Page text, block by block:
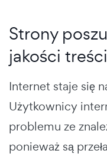
Strony
jakości treści
Internet staje się
Użytkownicy
problemu ze
ponieważ są